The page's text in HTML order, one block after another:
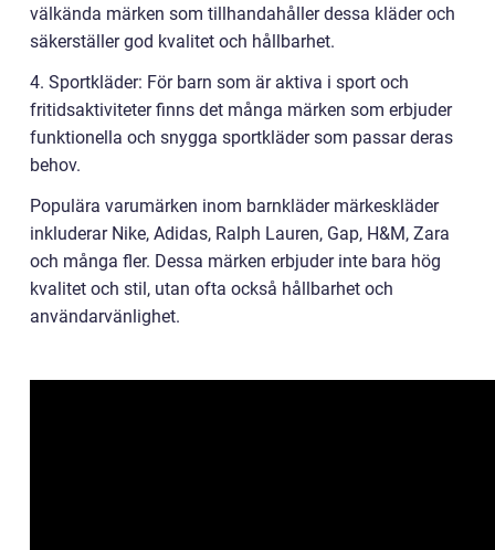
välkända märken som tillhandahåller dessa kläder och
säkerställer god kvalitet och hållbarhet.
4. Sportkläder: För barn som är aktiva i sport och
fritidsaktiviteter finns det många märken som erbjuder
funktionella och snygga sportkläder som passar deras
behov.
Populära varumärken inom barnkläder märkeskläder
inkluderar Nike, Adidas, Ralph Lauren, Gap, H&M, Zara
och många fler. Dessa märken erbjuder inte bara hög
kvalitet och stil, utan ofta också hållbarhet och
användarvänlighet.